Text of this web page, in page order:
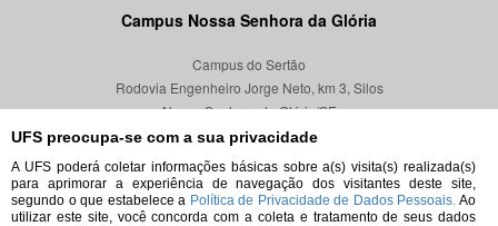
UFS preocupa-se com a sua privacidade
A UFS poderá coletar informações básicas sobre a(s) visita(s) realizada(s)
para aprimorar a experiência de navegação dos visitantes deste site,
segundo o que estabelece a Política de Privacidade de Dados Pessoais. Ao
utilizar este site, você concorda com a coleta e tratamento de seus dados
Campus Nossa Senhora da Glória
Campus do Sertão
Rodovia Engenheiro Jorge Neto, km 3, Silos
Nossa Senhora da Glória/SE
CEP 49680-000
Localização